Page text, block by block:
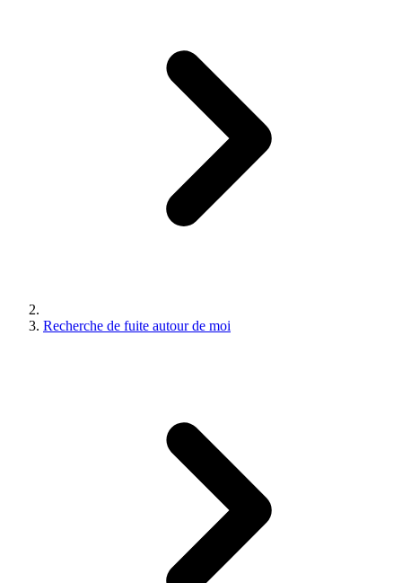
Recherche de fuite autour de moi